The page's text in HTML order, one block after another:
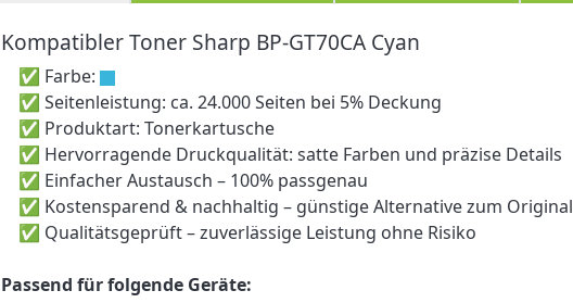
Kompatibler Toner Sharp BP-GT70CA Cyan
✅ Farbe:
✅ Seitenleistung: ca. 24.000 Seiten bei 5% Deckung
✅ Produktart: Tonerkartusche
✅ Hervorragende Druckqualität: satte Farben und präzise Details
✅ Einfacher Austausch – 100% passgenau
✅ Kostensparend & nachhaltig – günstige Alternative zum Original
✅ Qualitätsgeprüft – zuverlässige Leistung ohne Risiko
Passend für folgende Geräte: